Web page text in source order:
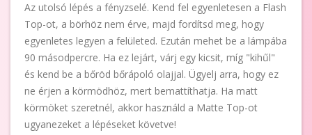
Az utolsó lépés a fényzselé. Kend fel egyenletesen a Flash
Top-ot, a börhöz nem érve, majd fordítsd meg, hogy
egyenletes legyen a felületed. Ezután mehet be a lámpába
90 másodpercre. Ha ez lejárt, várj egy kicsit, míg "kihűl"
és kend be a bőröd bőrápoló olajjal. Ügyelj arra, hogy ez
ne érjen a körmödhöz, mert bemattíthatja. Ha matt
körmöket szeretnél, akkor használd a Matte Top-ot
ugyanezeket a lépéseket követve!